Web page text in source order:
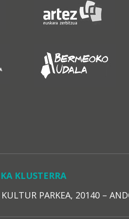
KLUSTERRA
PARKEA, 20140 –